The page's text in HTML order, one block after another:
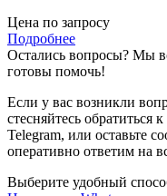
Цена по запросу
Подробнее
Остались вопросы? Мы
готовы помочь!
Если у вас возникли
стесняйтесь
Telegram, или оставьте
оперативно ответим на
Выберите удобный